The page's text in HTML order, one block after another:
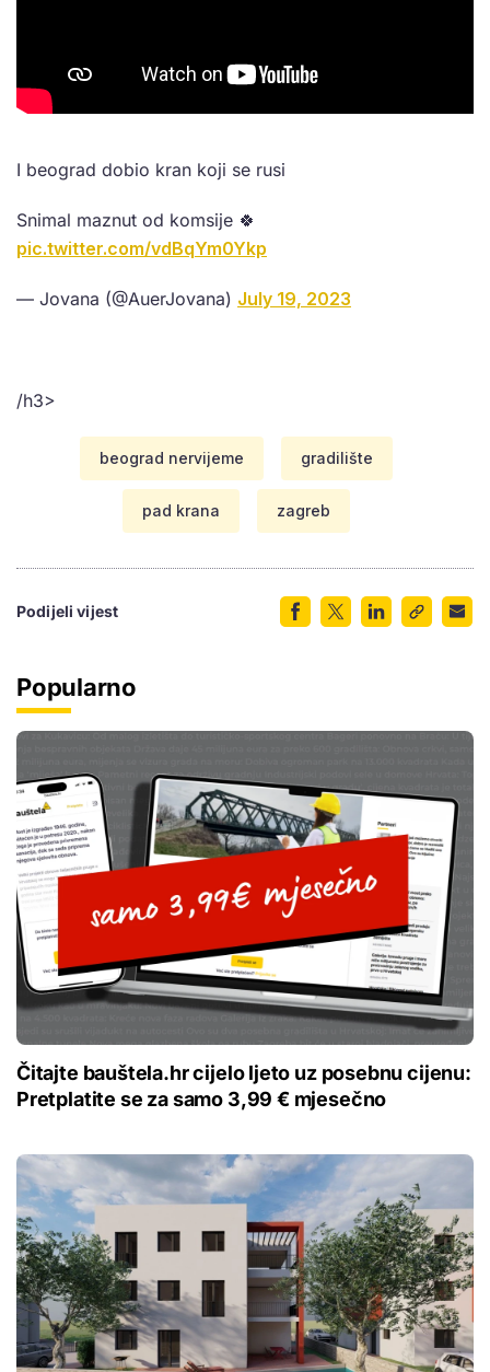
I beograd dobio kran koji se rusi
Snimal maznut od komsije 🍀
pic.twitter.com/vdBqYm0Ykp
— Jovana (@AuerJovana) July 19, 2023
/h3>
beograd nervijeme gradilište
pad krana zagreb
Podijeli vijest
Popularno
Čitajte bauštela.hr cijelo ljeto uz posebnu cijenu:
Pretplatite se za samo 3,99 € mjesečno